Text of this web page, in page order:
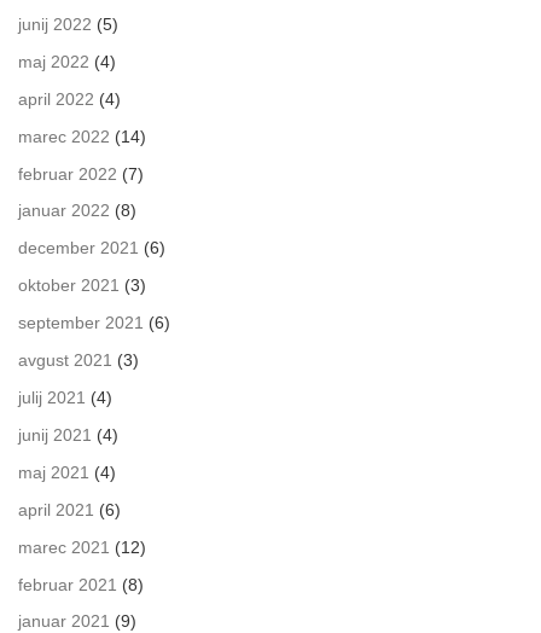
junij 2022 (5)
maj 2022 (4)
april 2022 (4)
marec 2022 (14)
februar 2022 (7)
januar 2022 (8)
december 2021 (6)
oktober 2021 (3)
september 2021 (6)
avgust 2021 (3)
julij 2021 (4)
junij 2021 (4)
maj 2021 (4)
april 2021 (6)
marec 2021 (12)
februar 2021 (8)
januar 2021 (9)